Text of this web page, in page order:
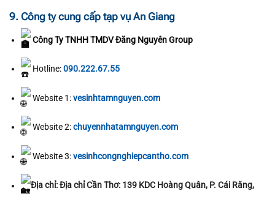
9. Công ty cung cấp tạp vụ An Giang
Công Ty TNHH TMDV Đăng Nguyên Group
Hotline:090.222.67.55
Website 1:vesinhtamnguyen.com
Website 2:chuyennhatamnguyen.com
Website 3:vesinhcongnghiepcantho.com
Địa chỉ: Địa chỉ Cần Thơ: 139 KDC Hoàng Quân, P. Cái Răng,